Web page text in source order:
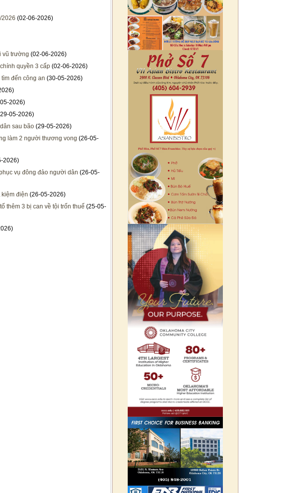
2026 (02-06-2026)
vũ trường (02-06-2026)
quyền 3 cấp (02-06-2026)
đến công an (30-05-2026)
2026)
05-2026)
sau bão (29-05-2026)
làm 2 người thương vong (26-05-
2026)
vụ đông đảo người dân (26-05-
điện (26-05-2026)
thêm 3 bị can về tội trốn thuế (25-05-